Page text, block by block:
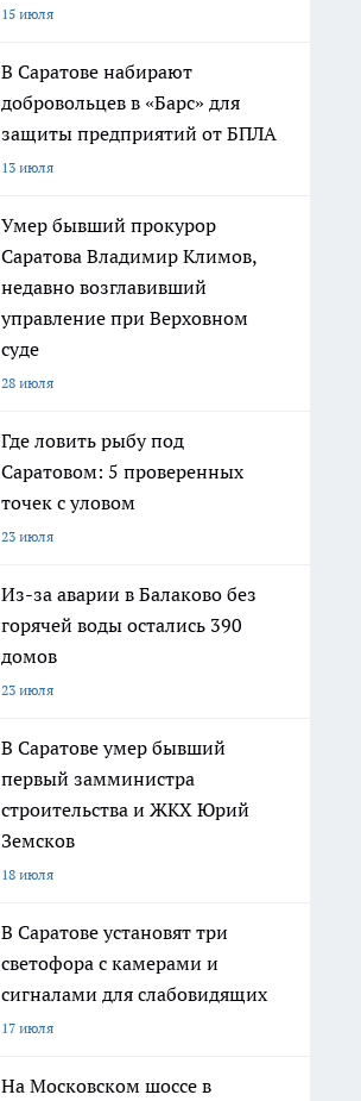
15 июля
В Саратове набирают
добровольцев в «Барс» для
защиты предприятий от БПЛА
13 июля
Умер бывший прокурор
Саратова Владимир Климов,
недавно возглавивший
управление при Верховном
суде
28 июля
Где ловить рыбу под
Саратовом: 5 проверенных
точек с уловом
23 июля
Из-за аварии в Балаково без
горячей воды остались 390
домов
23 июля
В Саратове умер бывший
первый замминистра
строительства и ЖКХ Юрий
Земсков
18 июля
В Саратове установят три
светофора с камерами и
сигналами для слабовидящих
17 июля
На Московском шоссе в